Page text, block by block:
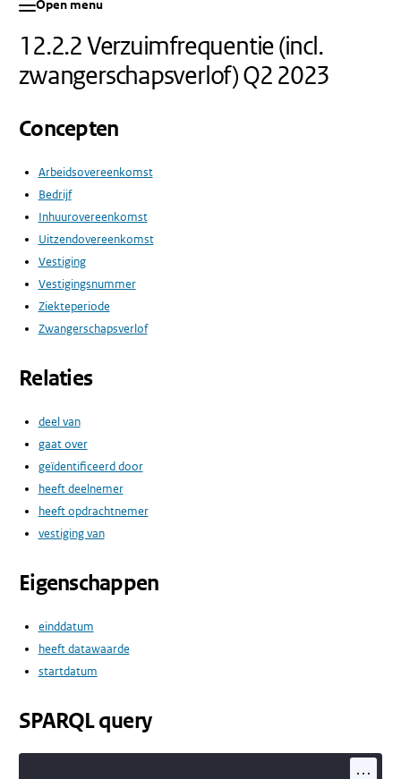
Open menu
12.2.2 Verzuimfrequentie (incl.
zwangerschapsverlof) Q2 2023
Concepten
Arbeidsovereenkomst
Bedrijf
Inhuurovereenkomst
Uitzendovereenkomst
Vestiging
Vestigingsnummer
Ziekteperiode
Zwangerschapsverlof
Relaties
deel van
gaat over
geïdentificeerd door
heeft deelnemer
heeft opdrachtnemer
vestiging van
Eigenschappen
einddatum
heeft datawaarde
startdatum
SPARQL query
...